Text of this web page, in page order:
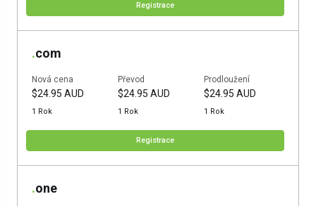
Registrace
.com
Nová cena
$24.95 AUD
1 Rok
Převod
$24.95 AUD
1 Rok
Prodloužení
$24.95 AUD
1 Rok
Registrace
.one